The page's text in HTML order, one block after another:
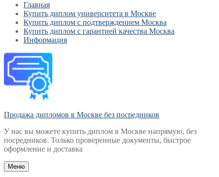
Главная
Купить диплом университета в Москве
Купить диплом с подтверждением Москва
Купить диплом с гарантией качества Москва
Информация
Продажа дипломов в Москве без посредников
У нас вы можете купить диплом в Москве напрямую, без
посредников. Только проверенные документы, быстрое
оформление и доставка
Меню